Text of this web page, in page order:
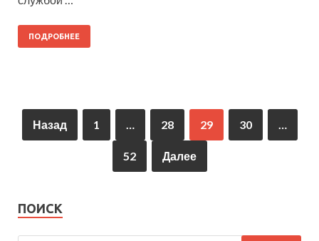
ПОДРОБНЕЕ
Назад 1 … 28 29 30 …
52 Далее
ПОИСК